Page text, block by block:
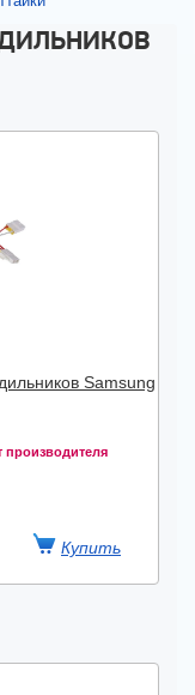
Samsung
производителя